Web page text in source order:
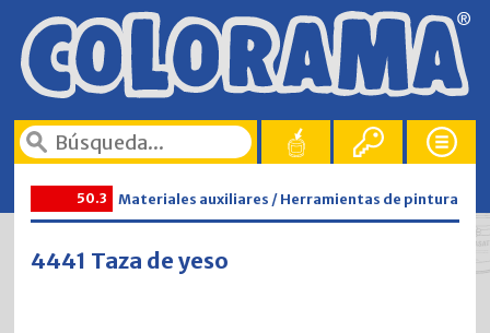
50.3 Materiales auxiliares / Herramientas de pintura
4441 Taza de yeso